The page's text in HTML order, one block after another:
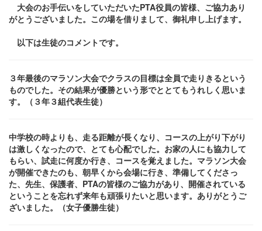
大会のお手伝いをしていただいたPTA役員の皆様、ご協力あり
がとうございました。この場を借りまして、御礼申し上げます。
以下は生徒のコメントです。
３年最後のマラソン大会でクラスの目標は全員で走りきるという
ものでした。その結果が優勝という形でととてもうれしく思いま
す。（３年３組代表生徒）
中学校の時よりも、走る距離が長くなり、コースの上がり下がり
は激しくなったので、とても心配でした。お家の人にも協力して
もらい、試走に何度か行き、コースを覚えました。マラソン大会
が開催できたのも、朝早くから会場に行き、準備してくださっ
た、先生、保護者、PTAの皆様のご協力があり、開催されている
ということを忘れず来年も頑張りたいと思います。ありがとうご
ざいました。（女子優勝生徒）